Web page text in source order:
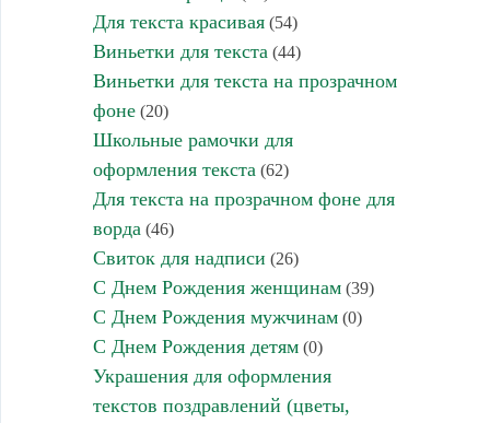
Для текста красивая(54)
Виньетки для текста (44)
Виньетки для текста на прозрачном
фоне(20)
Школьные рамочки для
оформления текста (62)
Для текста на прозрачном фоне для
ворда (46)
Свиток для надписи (26)
С Днем Рождения женщинам(39)
С Днем Рождения мужчинам(0)
С Днем Рождения детям(0)
Украшения для оформления
текстов поздравлений (цветы,